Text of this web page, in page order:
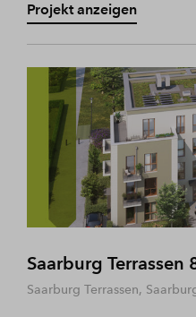
Projekt anzeigen
Saarburg Terrassen
Saarburg Terrassen,